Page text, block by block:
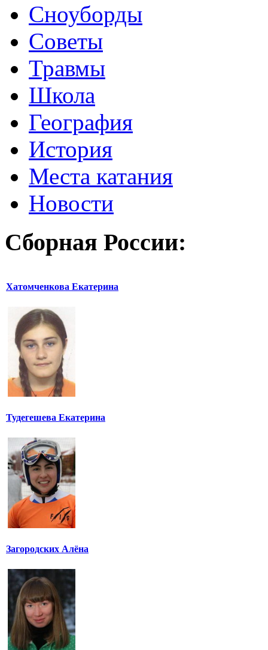
Сноуборды
Советы
Травмы
Школа
География
История
Места катания
Новости
Сборная России:
Хатомченкова Екатерина
Тудегешева Екатерина
Загородских Алёна